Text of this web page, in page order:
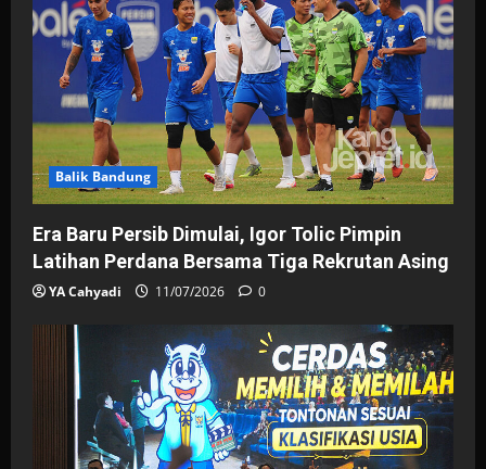
Balik Bandung
Era Baru Persib Dimulai, Igor Tolic Pimpin
Latihan Perdana Bersama Tiga Rekrutan Asing
YA Cahyadi 11/07/2026 0